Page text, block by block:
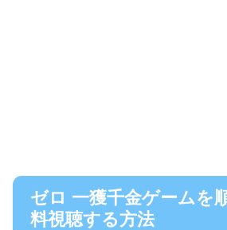
ゼロ 一獲千金ゲームを
料視聴する方法